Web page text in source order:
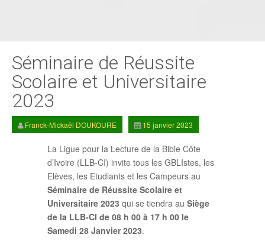
Séminaire de Réussite
Scolaire et Universitaire
2023
Franck-Mickaël DOUKOURE 15 janvier 2023
La Ligue pour la Lecture de la Bible Côte
d’Ivoire (LLB-CI) invite tous les GBLIstes, les
Elèves, les Etudiants et les Campeurs au
Séminaire de Réussite Scolaire et
Universitaire 2023 qui se tiendra au Siège
de la LLB-CI de 08 h 00 à 17 h 00 le
Samedi 28 Janvier 2023.